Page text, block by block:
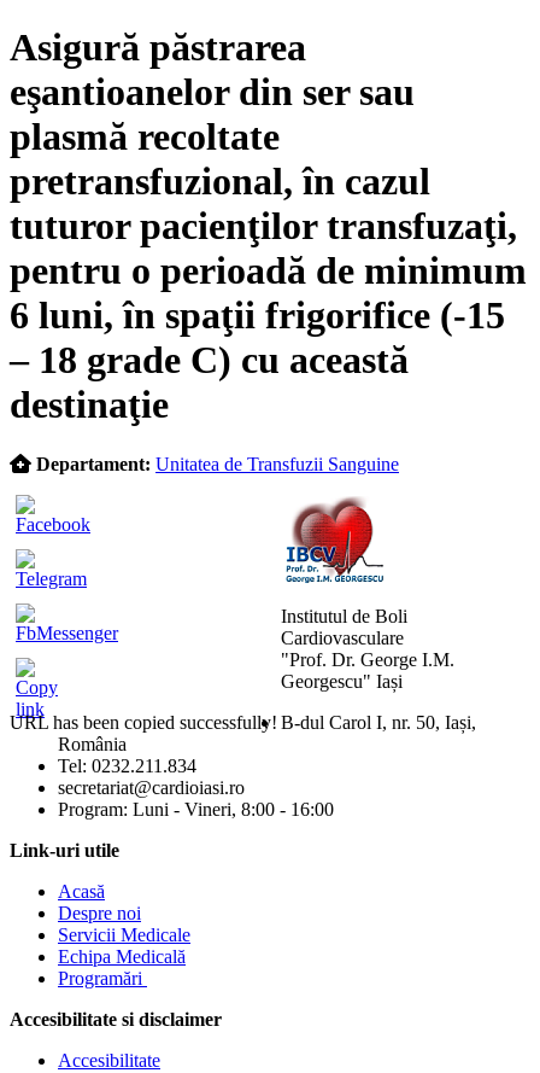
to
content
Asigură păstrarea
eşantioanelor din ser sau
plasmă recoltate
pretransfuzional, în cazul
tuturor pacienţilor transfuzaţi,
pentru o perioadă de minimum
6 luni, în spaţii frigorifice (-15
– 18 grade C) cu această
destinaţie
Departament: Unitatea de Transfuzii Sanguine
URL has been copied successfully!
Institutul de Boli
Cardiovasculare
"Prof. Dr. George I.M.
Georgescu" Iași
B-dul Carol I, nr. 50, Iași,
România
Tel: 0232.211.834
secretariat@cardioiasi.ro
Program: Luni - Vineri, 8:00 - 16:00
Link-uri utile
Acasă
Despre noi
Servicii Medicale
Echipa Medicală
Programări
Accesibilitate si disclaimer
Accesibilitate